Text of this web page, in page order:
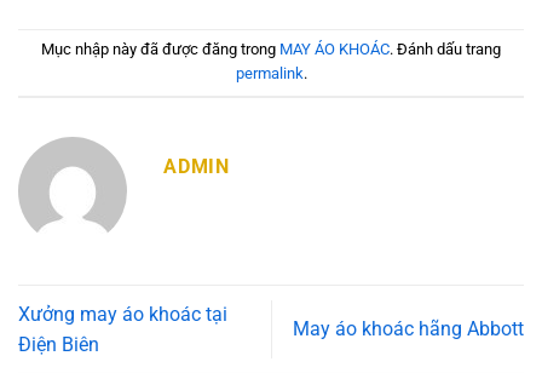
Mục nhập này đã được đăng trong MAY ÁO KHOÁC. Đánh dấu trang
permalink.
ADMIN
Xưởng may áo khoác tại
Điện Biên
May áo khoác hãng Abbott